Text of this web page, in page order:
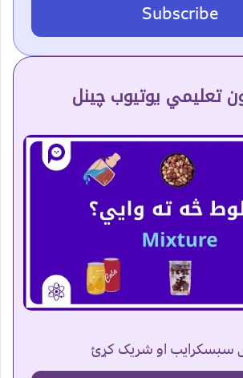
Subscribe
تعلیمي یوتیوب چینل
سبسکرایب او شریک کړئ